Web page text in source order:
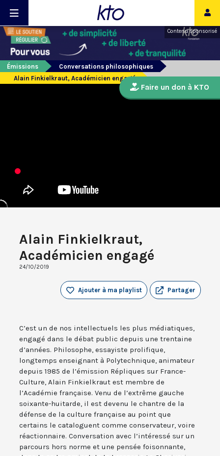
Contenu sponsorisé
Émissions
Conversations philosophiques
Alain Finkielkraut, Académicien engagé
Alain Finkielkraut,
Académicien engagé
24/10/2019
Partager
Ajouter à ma playlist
C’est un de nos intellectuels les plus médiatiques,
engagé dans le débat public depuis une trentaine
d’années. Philosophe, essayiste prolifique,
longtemps enseignant à Polytechnique, animateur
depuis 1985 de l’émission Répliques sur France-
Culture, Alain Finkielkraut est membre de
l’Académie française. Venu de l’extrême gauche
soixante-huitarde, il est devenu le chantre de la
défense de la culture française au point que
certains le cataloguent comme conservateur, voire
réactionnaire. Conversation avec l’intéressé sur un
parcours hors norme et une pensée foisonnante,
Faire un don à KTO